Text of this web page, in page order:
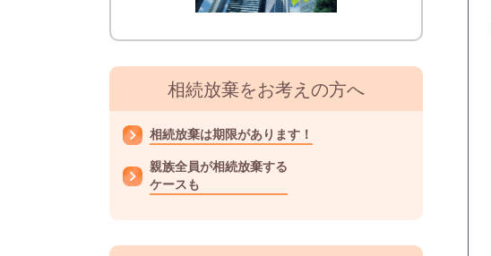
相続放棄をお考えの方へ
相続放棄は期限があります！
親族全員が相続放棄する
ケースも